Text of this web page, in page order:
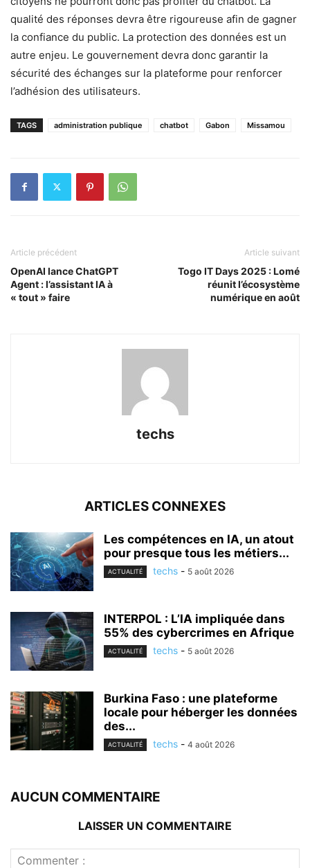
qualité des réponses devra être rigoureuse afin de gagner
la confiance du public. La protection des données est un
autre enjeu. Le gouvernement devra donc garantir la
sécurité des échanges sur la plateforme pour renforcer
l’adhésion des utilisateurs.
TAGS administration publique chatbot Gabon Missamou
Article précédent
OpenAI lance ChatGPT
Agent : l’assistant IA à
« tout » faire
Article suivant
Togo IT Days 2025 : Lomé
réunit l’écosystème
numérique en août
techs
ARTICLES CONNEXES
Les compétences en IA, un atout
pour presque tous les métiers...
ACTUALITÉ techs - 5 août 2026
INTERPOL : L’IA impliquée dans
55% des cybercrimes en Afrique
ACTUALITÉ techs - 5 août 2026
Burkina Faso : une plateforme
locale pour héberger les données
des...
ACTUALITÉ techs - 4 août 2026
AUCUN COMMENTAIRE
LAISSER UN COMMENTAIRE